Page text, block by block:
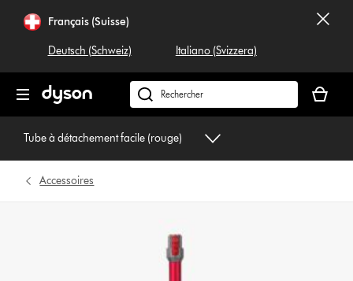
Français (Suisse)
Deutsch (Schweiz) Italiano (Svizzera)
Rechercher
dyson.ch
panier
est
Tube à détachement facile (rouge)
Accessoires